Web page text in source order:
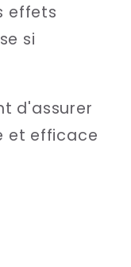
effets
si
d'assurer
et efficace